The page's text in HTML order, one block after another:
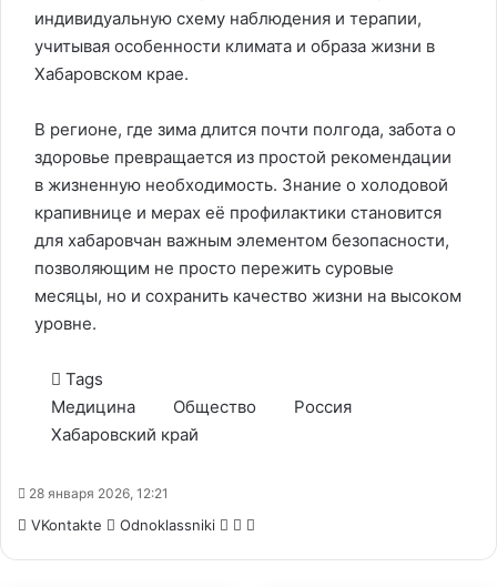
индивидуальную схему наблюдения и терапии,
учитывая особенности климата и образа жизни в
Хабаровском крае.
В регионе, где зима длится почти полгода, забота о
здоровье превращается из простой рекомендации
в жизненную необходимость. Знание о холодовой
крапивнице и мерах её профилактики становится
для хабаровчан важным элементом безопасности,
позволяющим не просто пережить суровые
месяцы, но и сохранить качество жизни на высоком
уровне.
Tags
Медицина
Общество
Россия
Хабаровский край
28 января 2026, 12:21
VKontakte Odnoklassniki WhatsApp
Telegram